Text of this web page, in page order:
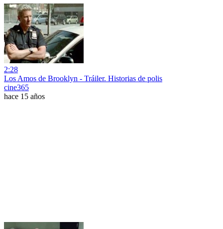
2:28
Los Amos de Brooklyn - Tráiler. Historias de polis
cine365
hace 15 años